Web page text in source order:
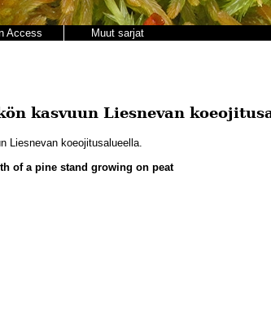
Access Muut sarjat
kasvuun Liesnevan
Liesnevan koeojitusalueella.
of a pine stand growing on peat